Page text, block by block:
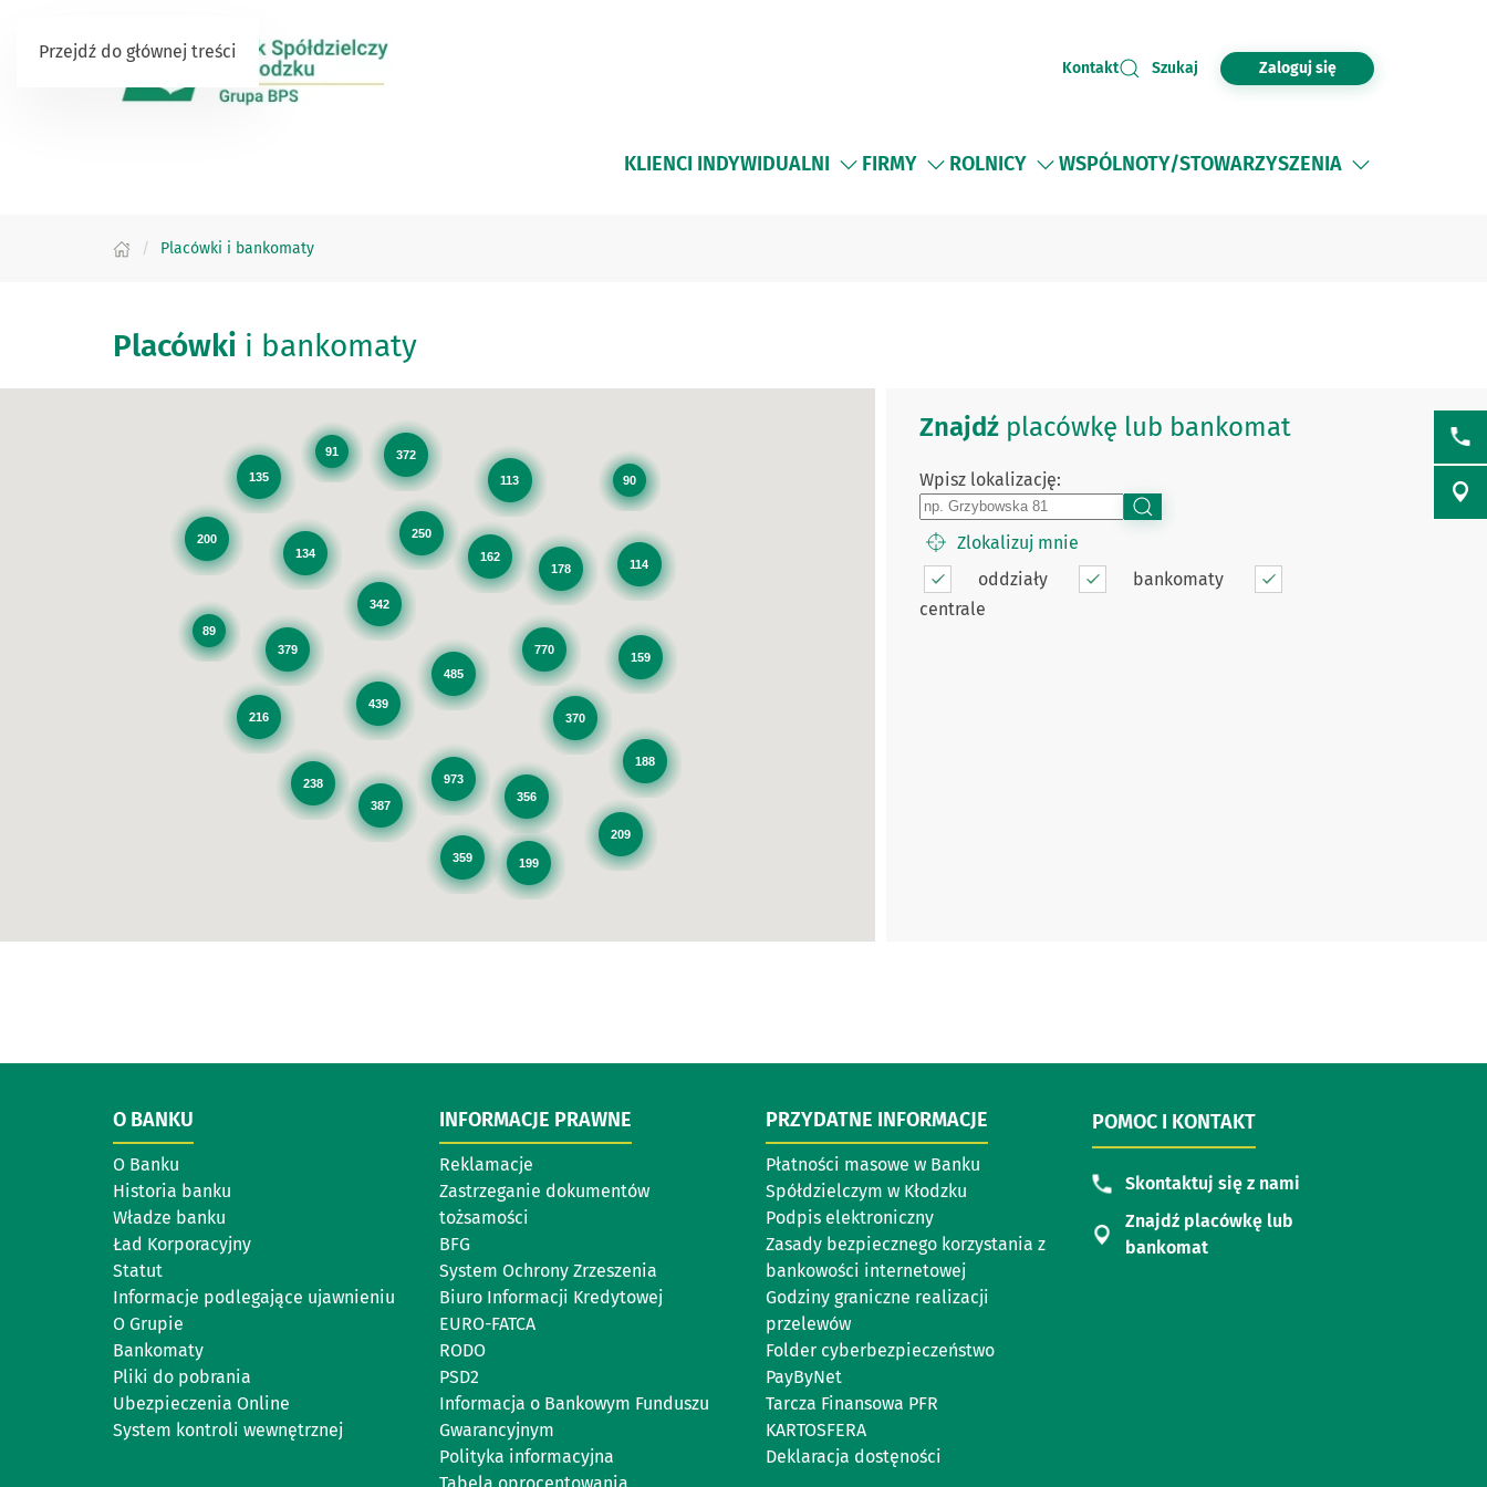
Przejdź do głównej treści
Kontakt Szukaj Zaloguj się
KLIENCI INDYWIDUALNI FIRMY ROLNICY WSPÓLNOTY/STOWARZYSZENIA
Placówki i bankomaty
Placówki i bankomaty
238
379
342
439
485
188
356
91
250
770
216
89
200
973
199
135
134
372
90
159
162
209
178
359
114
370
387
113
Znajdź placówkę lub bankomat
Wpisz lokalizację:
Zlokalizuj mnie
oddziały
bankomaty
centrale
O BANKU
O Banku
Historia banku
Władze banku
Ład Korporacyjny
Statut
Informacje podlegające ujawnieniu
O Grupie
Bankomaty
Pliki do pobrania
Ubezpieczenia Online
System kontroli wewnętrznej
INFORMACJE PRAWNE
Reklamacje
Zastrzeganie dokumentów
tożsamości
BFG
System Ochrony Zrzeszenia
Biuro Informacji Kredytowej
EURO-FATCA
RODO
PSD2
Informacja o Bankowym Funduszu
Gwarancyjnym
Polityka informacyjna
Tabela oprocentowania
PRZYDATNE INFORMACJE
Płatności masowe w Banku
Spółdzielczym w Kłodzku
Podpis elektroniczny
Zasady bezpiecznego korzystania z
bankowości internetowej
Godziny graniczne realizacji
przelewów
Folder cyberbezpieczeństwo
PayByNet
Tarcza Finansowa PFR
KARTOSFERA
Deklaracja dostęności
POMOC I KONTAKT
Skontaktuj się z nami
Znajdź placówkę lub
bankomat